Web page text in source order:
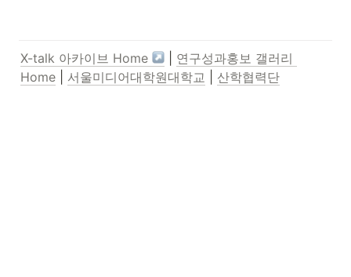
X-talk 아카이브 Home
연구성과홍보 갤러리
Home
서울미디어대학원대학교 산학협력단